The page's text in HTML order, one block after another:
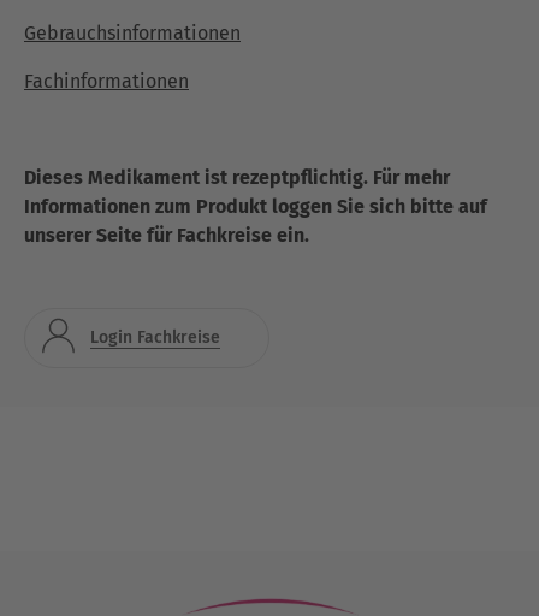
Gebrauchsinformationen
Fachinformationen
Dieses Medikament ist rezeptpflichtig. Für mehr
Informationen zum Produkt loggen Sie sich bitte auf
unserer Seite für Fachkreise ein.
Login Fachkreise